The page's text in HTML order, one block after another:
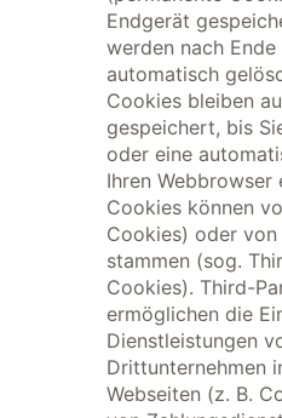
Endgerät
werden nach Ende
automatisch
Cookies bleiben
gespeichert, bis
oder eine
Ihren Webbrowser
Cookies können
Cookies) oder
stammen (sog.
Cookies). Third-
ermöglichen die
Dienstleistungen
Drittunternehmen
Webseiten (z. B.